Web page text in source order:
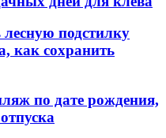
лесную подстилку
как сохранить
по дате рождения,